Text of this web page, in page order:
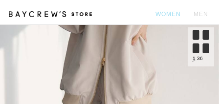
WOMEN MEN
1 36